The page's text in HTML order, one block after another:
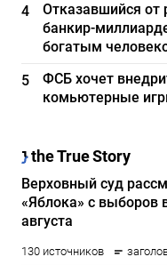
4
Отказавшийся от
банкир-
богатым
5
ФСБ хочет
комьютерные